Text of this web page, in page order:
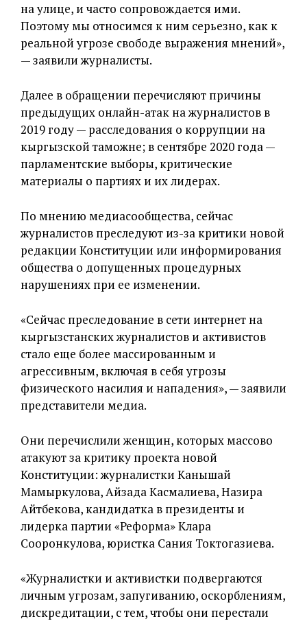
на улице, и часто сопровождается ими.
Поэтому мы относимся к ним серьезно, как к
реальной угрозе свободе выражения мнений»,
— заявили журналисты.
Далее в обращении перечисляют причины
предыдущих онлайн-атак на журналистов в
2019 году — расследования о коррупции на
кыргызской таможне; в сентябре 2020 года —
парламентские выборы, критические
материалы о партиях и их лидерах.
По мнению медиасообщества, сейчас
журналистов преследуют из-за критики новой
редакции Конституции или информирования
общества о допущенных процедурных
нарушениях при ее изменении.
«Сейчас преследование в сети интернет на
кыргызстанских журналистов и активистов
стало еще более массированным и
агрессивным, включая в себя угрозы
физического насилия и нападения», — заявили
представители медиа.
Они перечислили женщин, которых массово
атакуют за критику проекта новой
Конституции: журналистки Канышай
Мамыркулова, Айзада Касмалиева, Назира
Айтбекова, кандидатка в президенты и
лидерка партии «Реформа» Клара
Сооронкулова, юристка Сания Токтогазиева.
«Журналистки и активистки подвергаются
личным угрозам, запугиванию, оскорблениям,
дискредитации, с тем, чтобы они перестали